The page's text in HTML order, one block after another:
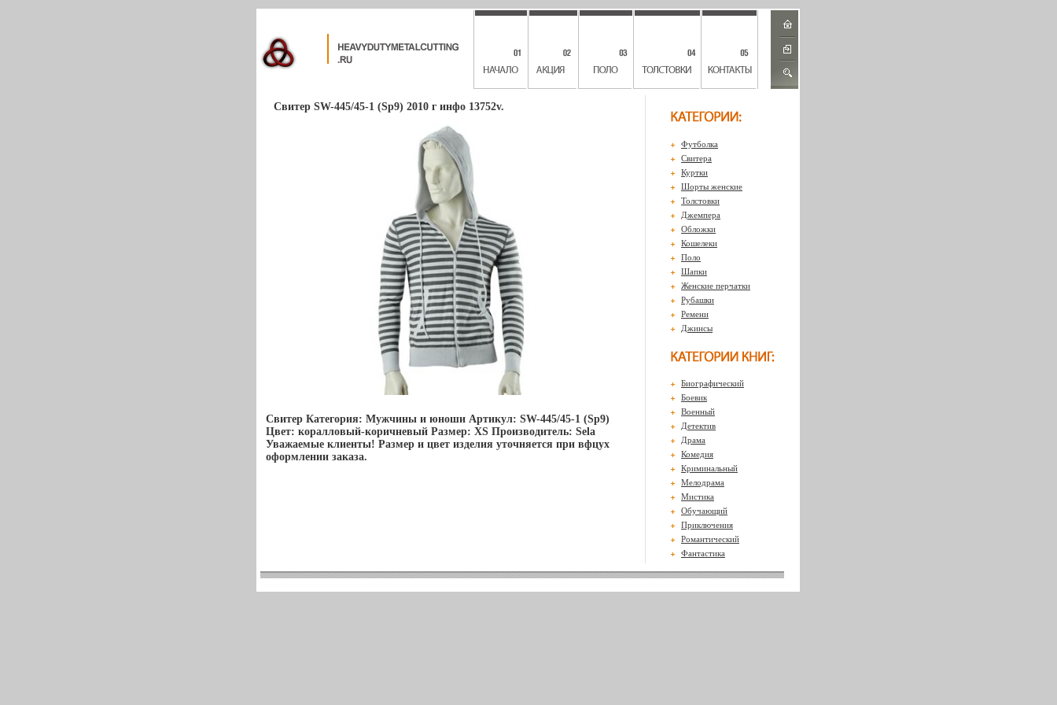
Свитер SW-445/45-1 (Sp9) 2010 г инфо 13752v.
Свитер Категория: Мужчины и юноши Артикул: SW-445/45-1 (Sp9)
Цвет: коралловый-коричневый Размер: XS Производитель: Sela
Уважаемые клиенты! Размер и цвет изделия уточняется при вфцух
оформлении заказа.
Футболка
Свитера
Куртки
Шорты женские
Толстовки
Джемпера
Обложки
Кошелеки
Поло
Шапки
Женские перчатки
Рубашки
Ремени
Джинсы
Биографический
Боевик
Военный
Детектив
Драма
Комедия
Криминальный
Мелодрама
Мистика
Обучающий
Приключения
Романтический
Фантастика